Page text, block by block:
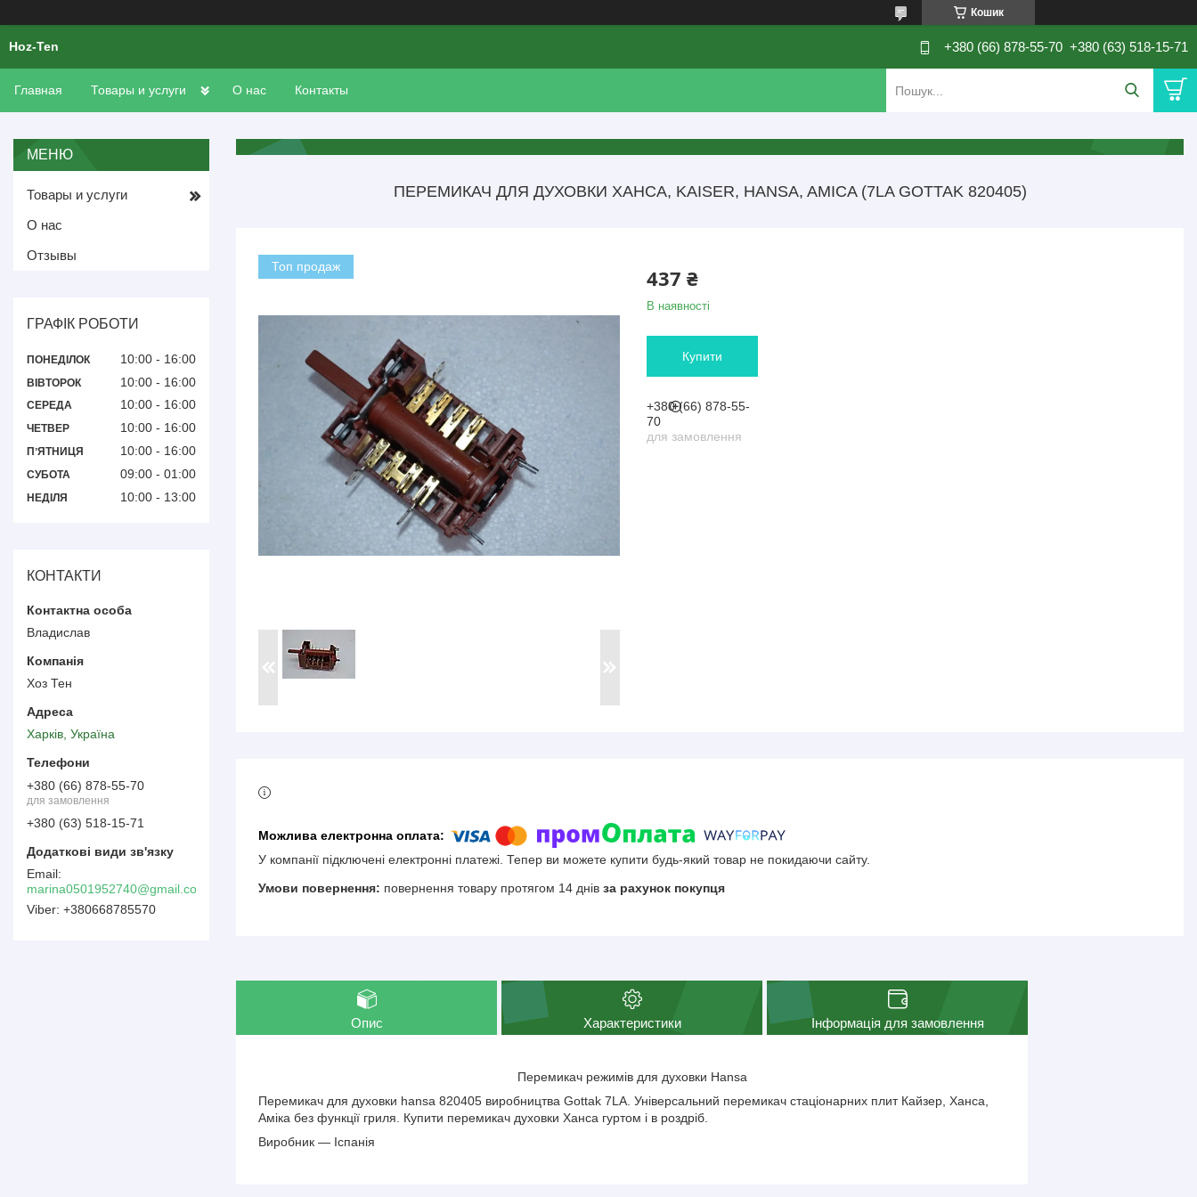
Кошик
Hoz-Ten +380 (66) 878-55-70 +380 (63) 518-15-71
Главная Товары и услуги О нас Контакты
ПЕРЕМИКАЧ ДЛЯ ДУХОВКИ ХАНСА, KAISER, HANSA, AMICA (7LA GOTTAK 820405)
Топ продаж 437 ₴
В наявності
Купити
+380 (66) 878-55-
70
для замовлення
У компанії підключені електронні платежі. Тепер ви можете купити будь-який товар не покидаючи сайту.
повернення товару протягом 14 днів за рахунок покупця
Опис Характеристики Інформація для замовлення
Перемикач режимів для духовки Hansa
Перемикач для духовки hansa 820405 виробництва Gottak 7LA. Універсальний перемикач стаціонарних плит Кайзер, Ханса,
Аміка без функції гриля. Купити перемикач духовки Ханса гуртом і в роздріб.
Виробник — Іспанія
Товары и услуги
О нас
Отзывы
ГРАФІК РОБОТИ
ПОНЕДІЛОК 10:00 16:00
ВІВТОРОК 10:00 16:00
СЕРЕДА 10:00 16:00
ЧЕТВЕР 10:00 16:00
ПʼЯТНИЦЯ 10:00 16:00
СУБОТА 09:00 01:00
НЕДІЛЯ 10:00 13:00
КОНТАКТИ
Владислав
Хоз Тен
Харків, Україна
+380 (66) 878-55-70
для замовлення
+380 (63) 518-15-71
marina0501952740@gmail.com
+380668785570